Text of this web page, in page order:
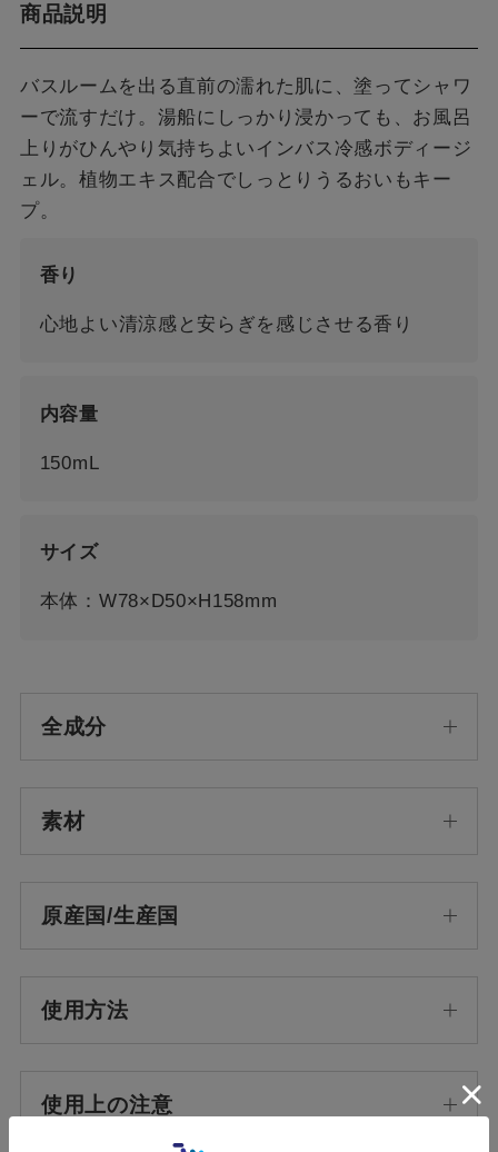
商品説明
バスルームを出る直前の濡れた肌に、塗ってシャワ
ーで流すだけ。湯船にしっかり浸かっても、お風呂
上りがひんやり気持ちよいインバス冷感ボディージ
ェル。植物エキス配合でしっとりうるおいもキー
プ。
香り
心地よい清涼感と安らぎを感じさせる香り
内容量
150mL
サイズ
本体：W78×D50×H158mm
全成分
素材
原産国/生産国
使用方法
使用上の注意